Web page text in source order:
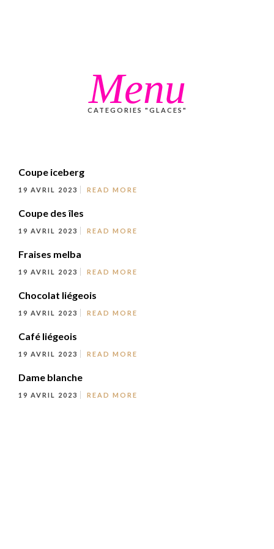
Menu
CATEGORIES "GLACES"
Coupe iceberg
19 AVRIL 2023 READ MORE
Coupe des îles
19 AVRIL 2023 READ MORE
Fraises melba
19 AVRIL 2023 READ MORE
Chocolat liégeois
19 AVRIL 2023 READ MORE
Café liégeois
19 AVRIL 2023 READ MORE
Dame blanche
19 AVRIL 2023 READ MORE